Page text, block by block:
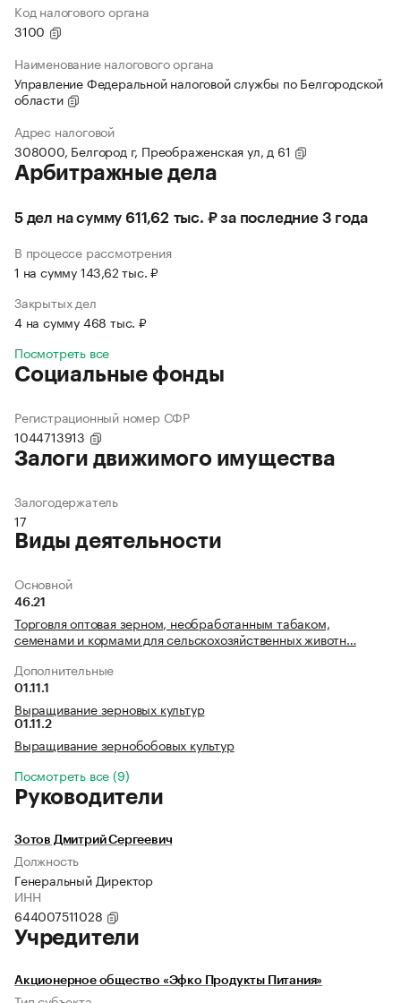
Код налогового органа
3100
Наименование налогового органа
Управление Федеральной налоговой службы по Белгородской
области
Адрес налоговой
308000, Белгород г, Преображенская ул, д 61
Арбитражные дела
5 дел на сумму 611,62 тыс. ₽ за последние 3 года
В процессе рассмотрения
1 на сумму 143,62 тыс. ₽
Закрытых дел
4 на сумму 468 тыс. ₽
Посмотреть все
Социальные фонды
Регистрационный номер СФР
1044713913
Залоги движимого имущества
Залогодержатель
17
Виды деятельности
Основной
46.21
Торговля оптовая зерном, необработанным табаком,
семенами и кормами для сельскохозяйственных животн…
Дополнительные
01.11.1
Выращивание зерновых культур
01.11.2
Выращивание зернобобовых культур
Посмотреть все (9)
Руководители
Зотов Дмитрий Сергеевич
Должность
Генеральный Директор
ИНН
644007511028
Учредители
Акционерное общество «Эфко Продукты Питания»